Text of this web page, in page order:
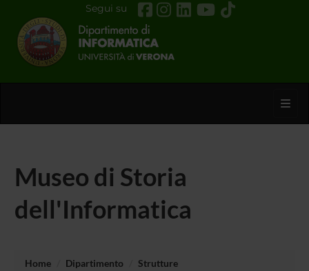
Segui su
Museo di Storia
dell'Informatica
Home Dipartimento
Strutture